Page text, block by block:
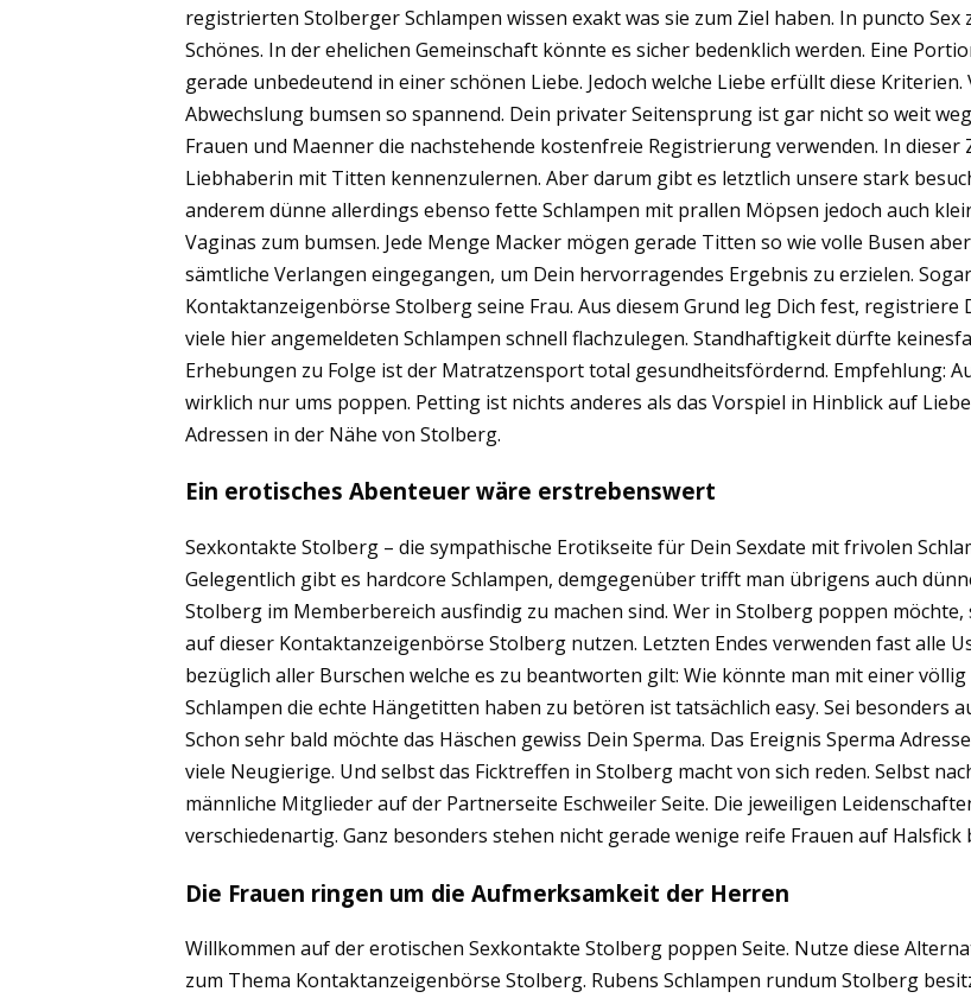
registrierten Stolberger Schlampen wissen exakt was sie zum Ziel haben. In puncto
Schönes. In der ehelichen Gemeinschaft könnte es sicher bedenklich werden. Eine
gerade unbedeutend in einer schönen Liebe. Jedoch welche Liebe erfüllt diese
Abwechslung bumsen so spannend. Dein privater Seitensprung ist gar nicht so weit
Frauen und Maenner die nachstehende kostenfreie Registrierung verwenden. In
Liebhaberin mit Titten kennenzulernen. Aber darum gibt es letztlich unsere stark
anderem dünne allerdings ebenso fette Schlampen mit prallen Möpsen jedoch auch
Vaginas zum bumsen. Jede Menge Macker mögen gerade Titten so wie volle Busen
sämtliche Verlangen eingegangen, um Dein hervorragendes Ergebnis zu erzielen.
Kontaktanzeigenbörse Stolberg seine Frau. Aus diesem Grund leg Dich fest, registriere
viele hier angemeldeten Schlampen schnell flachzulegen. Standhaftigkeit dürfte
Erhebungen zu Folge ist der Matratzensport total gesundheitsfördernd. Empfehlung:
wirklich nur ums poppen. Petting ist nichts anderes als das Vorspiel in Hinblick auf
Adressen in der Nähe von Stolberg.
Ein erotisches Abenteuer wäre erstrebenswert
Sexkontakte Stolberg – die sympathische Erotikseite für Dein Sexdate mit frivolen
Gelegentlich gibt es hardcore Schlampen, demgegenüber trifft man übrigens auch
Stolberg im Memberbereich ausfindig zu machen sind. Wer in Stolberg poppen
auf dieser Kontaktanzeigenbörse Stolberg nutzen. Letzten Endes verwenden fast alle
bezüglich aller Burschen welche es zu beantworten gilt: Wie könnte man mit einer
Schlampen die echte Hängetitten haben zu betören ist tatsächlich easy. Sei besonders
Schon sehr bald möchte das Häschen gewiss Dein Sperma. Das Ereignis Sperma
viele Neugierige. Und selbst das Ficktreffen in Stolberg macht von sich reden. Selbst
männliche Mitglieder auf der Partnerseite Eschweiler Seite. Die jeweiligen
verschiedenartig. Ganz besonders stehen nicht gerade wenige reife Frauen auf Halsfick
Die Frauen ringen um die Aufmerksamkeit der Herren
Willkommen auf der erotischen Sexkontakte Stolberg poppen Seite. Nutze diese
zum Thema Kontaktanzeigenbörse Stolberg. Rubens Schlampen rundum Stolberg